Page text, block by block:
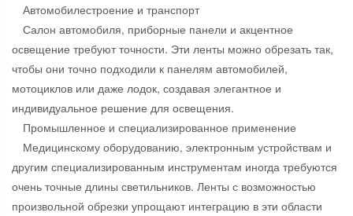
Автомобилестроение и транспорт
Салон автомобиля, приборные панели и акцентное
освещение требуют точности. Эти ленты можно обрезать так,
чтобы они точно подходили к панелям автомобилей,
мотоциклов или даже лодок, создавая элегантное и
индивидуальное решение для освещения.
Промышленное и специализированное применение
Медицинскому оборудованию, электронным устройствам и
другим специализированным инструментам иногда требуются
очень точные длины светильников. Ленты с возможностью
произвольной обрезки упрощают интеграцию в эти области